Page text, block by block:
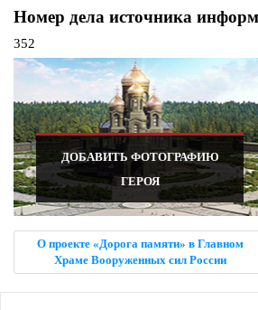
Номер дела источника
352
ДОБАВИТЬ ФОТОГРАФИЮ
ГЕРОЯ
О проекте «Дорога памяти» в Главном
Храме Вооруженных сил России